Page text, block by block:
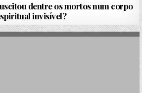
dentre os mortos num corpo
invisível?